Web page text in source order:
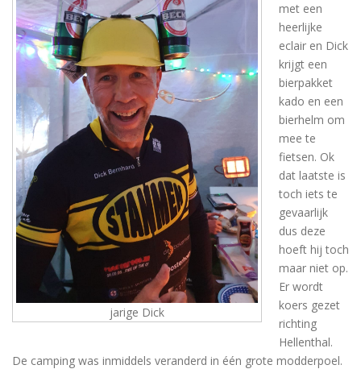
jarige Dick
met een
heerlijke
eclair en Dick
krijgt een
bierpakket
kado en een
bierhelm om
mee te
fietsen. Ok
dat laatste is
toch iets te
gevaarlijk
dus deze
hoeft hij toch
maar niet op.
Er wordt
koers gezet
richting
Hellenthal.
De camping was inmiddels veranderd in één grote modderpoel.